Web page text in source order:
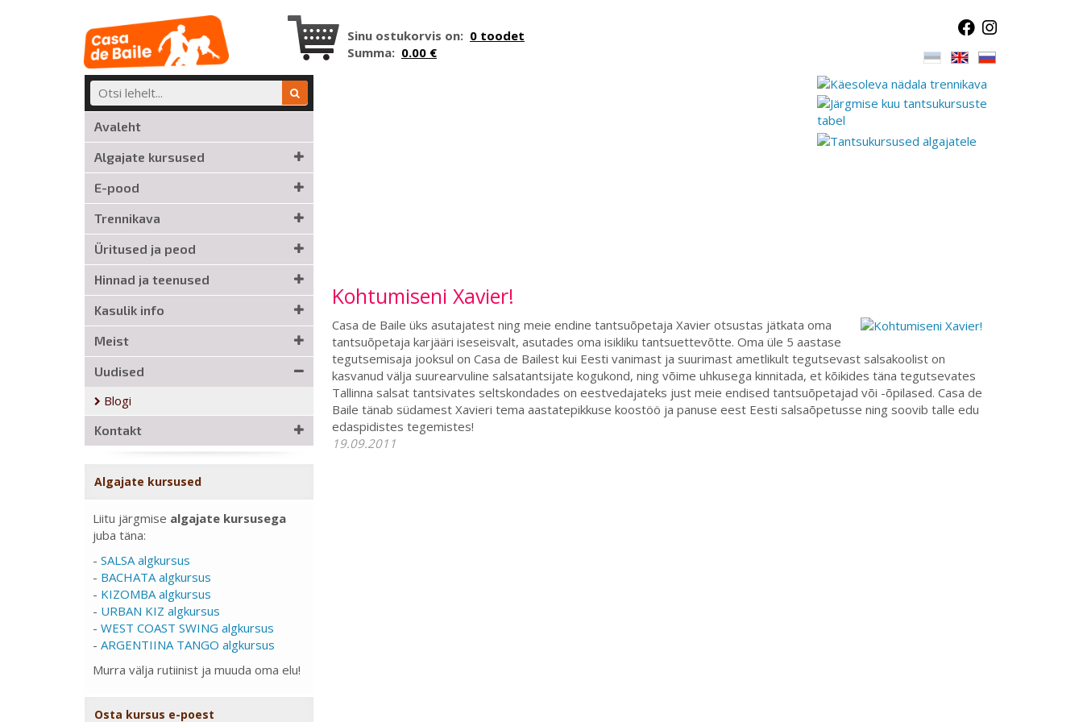
Sinu ostukorvis on: 0 toodet
Summa: 0.00 €
Avaleht
Algajate kursused
E-pood
Trennikava
Üritused ja peod
Hinnad ja teenused
Kasulik info
Meist
Uudised
Blogi
Kontakt
Algajate kursused
Liitu järgmise algajate kursusega
juba täna:
- SALSA algkursus
- BACHATA algkursus
- KIZOMBA algkursus
- URBAN KIZ algkursus
- WEST COAST SWING algkursus
- ARGENTIINA TANGO algkursus
Murra välja rutiinist ja muuda oma elu!
Osta kursus e-poest
Kohtumiseni Xavier!
Casa de Baile üks asutajatest ning meie endine tantsuõpetaja Xavier otsustas jätkata oma
tantsuõpetaja karjääri iseseisvalt, asutades oma isikliku tantsuettevõtte. Oma üle 5 aastase
tegutsemisaja jooksul on Casa de Bailest kui Eesti vanimast ja suurimast ametlikult tegutsevast salsakoolist on
kasvanud välja suurearvuline salsatantsijate kogukond, ning võime uhkusega kinnitada, et kõikides täna tegutsevates
Tallinna salsat tantsivates seltskondades on eestvedajateks just meie endised tantsuõpetajad või -õpilased. Casa de
Baile tänab südamest Xavieri tema aastatepikkuse koostöö ja panuse eest Eesti salsaõpetusse ning soovib talle edu
edaspidistes tegemistes!
19.09.2011